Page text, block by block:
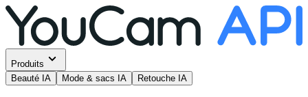
Produits
Beauté IA
Mode & sacs IA Retouche IA